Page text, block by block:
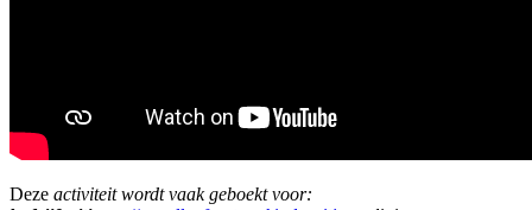
Deze activiteit wordt vaak geboekt voor: